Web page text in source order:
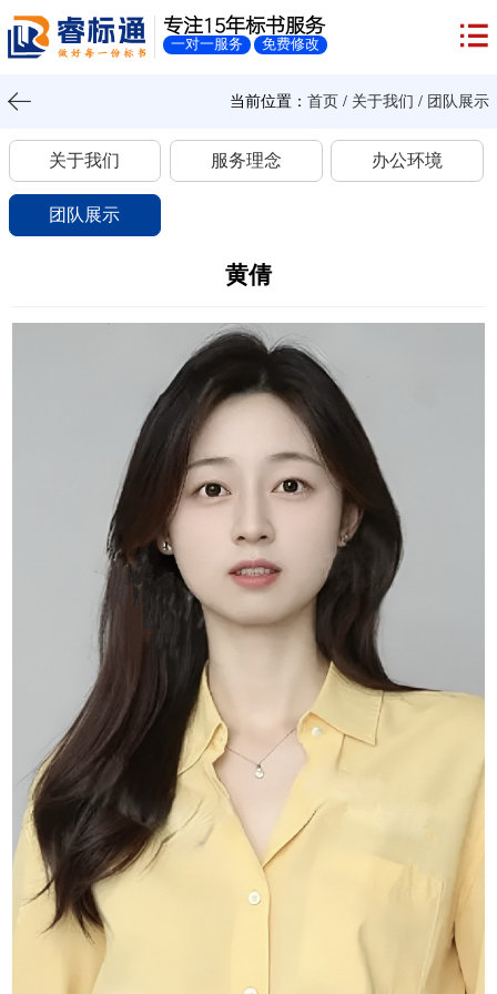
专注15年标书服务
一对一服务 免费修改
当前位置： 首页 / 关于我们 / 团队展示
关于我们 服务理念 办公环境
团队展示
黄倩